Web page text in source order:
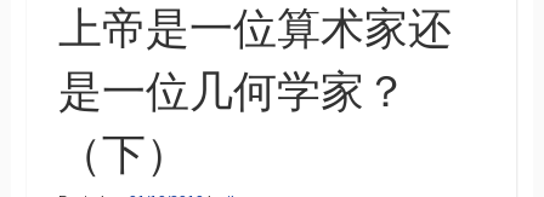
上帝是一位算术家还
是一位几何学家？
（下）